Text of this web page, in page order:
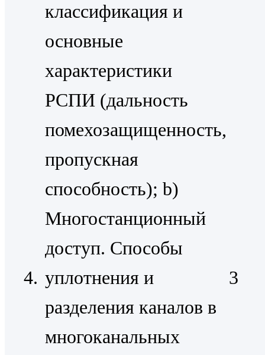
4.
классификация и
основные
характеристики
РСПИ (дальность
помехозащищенность,
пропускная
способность); b)
Многостанционный
доступ. Способы
уплотнения и
разделения каналов в
многоканальных
3